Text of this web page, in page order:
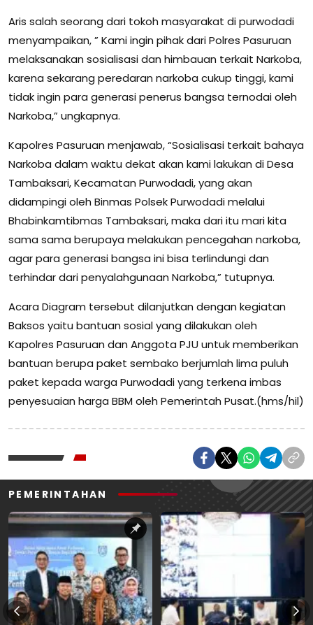
Aris salah seorang dari tokoh masyarakat di purwodadi
menyampaikan, ” Kami ingin pihak dari Polres Pasuruan
melaksanakan sosialisasi dan himbauan terkait Narkoba,
karena sekarang peredaran narkoba cukup tinggi, kami
tidak ingin para generasi penerus bangsa ternodai oleh
Narkoba,” ungkapnya.
Kapolres Pasuruan menjawab, “Sosialisasi terkait bahaya
Narkoba dalam waktu dekat akan kami lakukan di Desa
Tambaksari, Kecamatan Purwodadi, yang akan
didampingi oleh Binmas Polsek Purwodadi melalui
Bhabinkamtibmas Tambaksari, maka dari itu mari kita
sama sama berupaya melakukan pencegahan narkoba,
agar para generasi bangsa ini bisa terlindungi dan
terhindar dari penyalahgunaan Narkoba,” tutupnya.
Acara Diagram tersebut dilanjutkan dengan kegiatan
Baksos yaitu bantuan sosial yang dilakukan oleh
Kapolres Pasuruan dan Anggota PJU untuk memberikan
bantuan berupa paket sembako berjumlah lima puluh
paket kepada warga Purwodadi yang terkena imbas
penyesuaian harga BBM oleh Pemerintah Pusat.(hms/hil)
PEMERINTAHAN